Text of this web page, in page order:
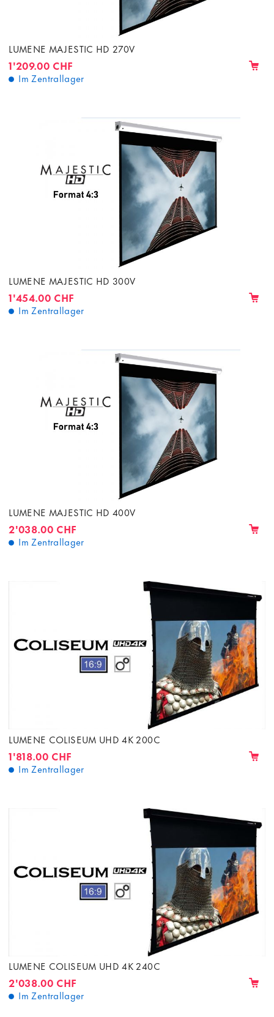
LUMENE MAJESTIC HD 270V
1'209.00 CHF
Im Zentrallager
LUMENE MAJESTIC HD 300V
1'454.00 CHF
Im Zentrallager
LUMENE MAJESTIC HD 400V
2'038.00 CHF
Im Zentrallager
LUMENE COLISEUM UHD 4K 200C
1'818.00 CHF
Im Zentrallager
LUMENE COLISEUM UHD 4K 240C
2'038.00 CHF
Im Zentrallager